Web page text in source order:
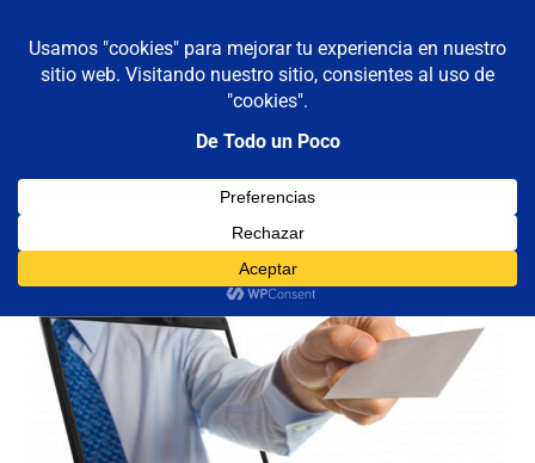
contenido
De todo un poco
Reflexiones,
Viajes
MENÚ
Categoría:Linkedin